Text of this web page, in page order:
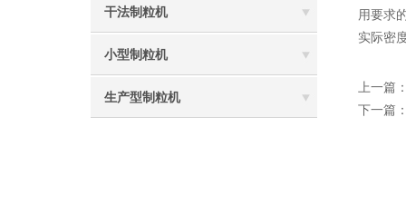
干法制粒机
小型制粒机
生产型制粒机
用要求
实际密
上一篇
下一篇